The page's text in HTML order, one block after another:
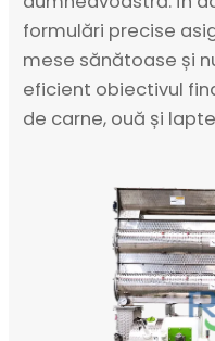
formulări precise
mese sănătoase și
eficient obiectivul
de carne, ouă și